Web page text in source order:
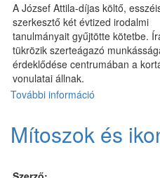
A József Attila-díjas költő,
szerkesztő két évtized irodalmi
tanulmányait gyűjtötte kötetbe.
tükrözik szerteágazó
érdeklődése centrumában a
vonulatai állnak.
További információ
kapcsolatosan
Mítoszok és